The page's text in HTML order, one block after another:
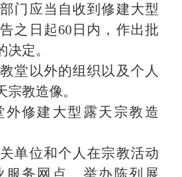
门应当自收到修建大型
之日起60日内，作出批
定。
堂以外的组织以及个人
教造像。
外修建大型露天宗教造
单位和个人在宗教活动
服务网点、举办陈列展